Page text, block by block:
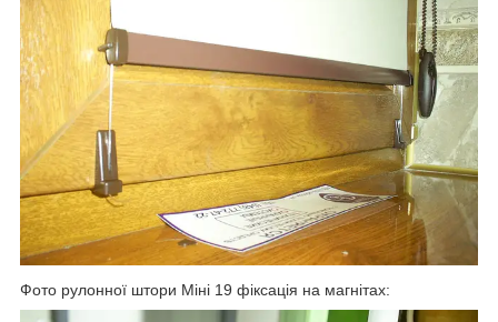
Фото рулонної штори Міні 19 фіксація на магнітах: